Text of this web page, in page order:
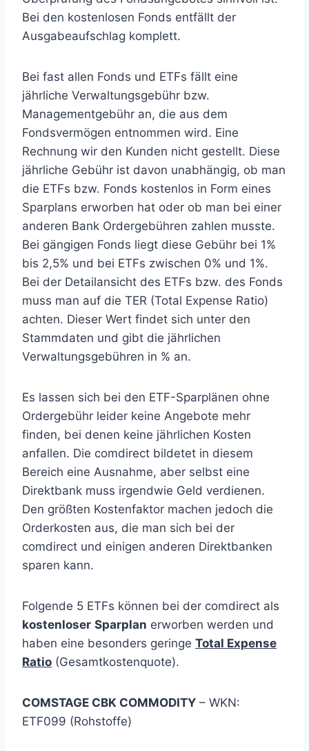
Bei den kostenlosen Fonds entfällt der
Ausgabeaufschlag komplett.
Bei fast allen Fonds und ETFs fällt eine
jährliche Verwaltungsgebühr bzw.
Managementgebühr an, die aus dem
Fondsvermögen entnommen wird. Eine
Rechnung wir den Kunden nicht gestellt. Diese
jährliche Gebühr ist davon unabhängig, ob man
die ETFs bzw. Fonds kostenlos in Form eines
Sparplans erworben hat oder ob man bei einer
anderen Bank Ordergebühren zahlen musste.
Bei gängigen Fonds liegt diese Gebühr bei 1%
bis 2,5% und bei ETFs zwischen 0% und 1%.
Bei der Detailansicht des ETFs bzw. des Fonds
muss man auf die TER (Total Expense Ratio)
achten. Dieser Wert findet sich unter den
Stammdaten und gibt die jährlichen
Verwaltungsgebühren in % an.
Es lassen sich bei den ETF-Sparplänen ohne
Ordergebühr leider keine Angebote mehr
finden, bei denen keine jährlichen Kosten
anfallen. Die comdirect bildetet in diesem
Bereich eine Ausnahme, aber selbst eine
Direktbank muss irgendwie Geld verdienen.
Den größten Kostenfaktor machen jedoch die
Orderkosten aus, die man sich bei der
comdirect und einigen anderen Direktbanken
sparen kann.
Folgende 5 ETFs können bei der comdirect als
kostenloser Sparplan erworben werden und
haben eine besonders geringe Total Expense
Ratio (Gesamtkostenquote).
COMSTAGE CBK COMMODITY – WKN:
ETF099 (Rohstoffe)